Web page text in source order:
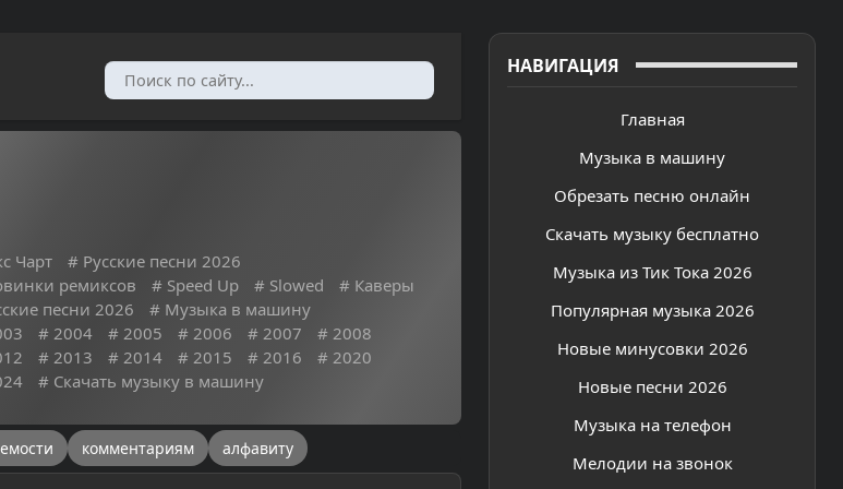
НАВИГАЦИЯ
Главная
Музыка в машину
Обрезать песню онлайн
Скачать музыку бесплатно
Музыка из Тик Тока 2026
Популярная музыка 2026
Новые минусовки 2026
Новые песни 2026
Музыка на телефон
Мелодии на звонок
Чарт
# Русские песни 2026
ремиксов # Speed Up # Slowed
# Каверы
песни 2026
# Музыка в машину
# 2004 # 2005 # 2006 # 2007
# 2008
# 2013 # 2014 # 2015 # 2016
# 2020
# Скачать музыку в машину
комментариям алфавиту